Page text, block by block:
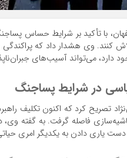
با تأکید بر شرایط حساس
کنند. وی هشدار داد که
دارد، می‌تواند آسیب‌های
در شرایط پساجنگ
تصریح کرد که اکنون تکلیف
فاصله گرفت. به گفته
دست یاری دادن به یکدیگر امری